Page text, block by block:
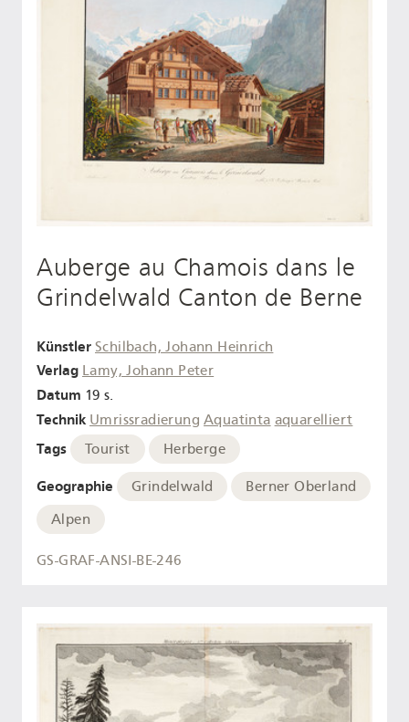
Auberge au Chamois dans le
Grindelwald Canton de Berne
Künstler Schilbach, Johann Heinrich
Verlag Lamy, Johann Peter
Datum 19 s.
Technik Umrissradierung Aquatinta aquarelliert
Tags Tourist Herberge
Geographie Grindelwald
Berner Oberland
Alpen
GS-GRAF-ANSI-BE-246